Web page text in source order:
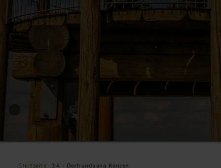
Startseite 14 - Dorfrundgang Konzen